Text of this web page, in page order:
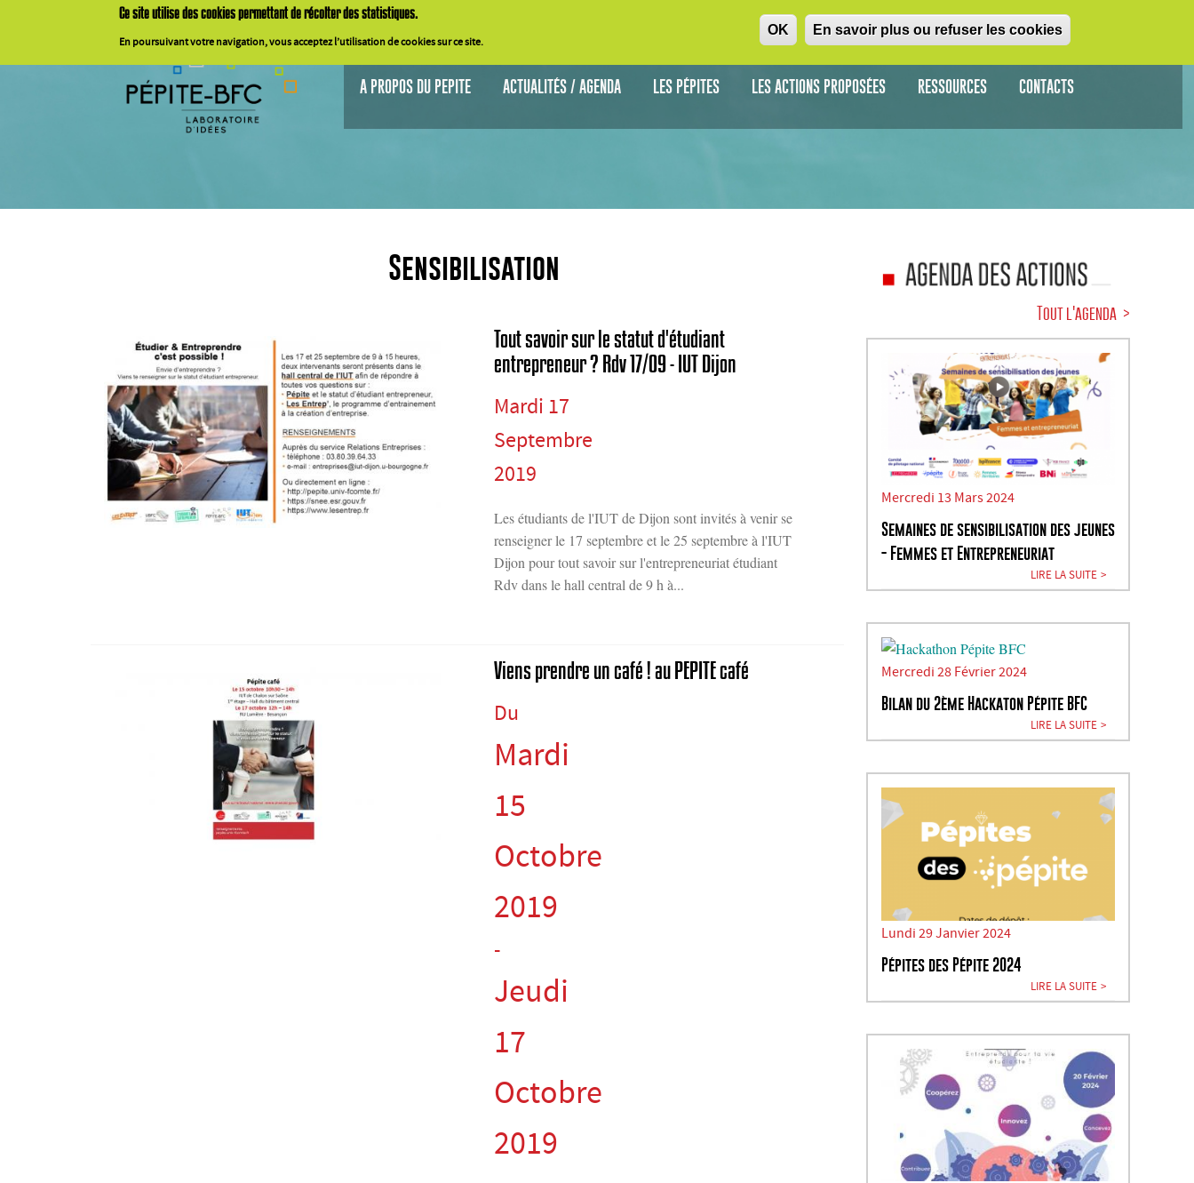
Cesiteutilisedes cookiespermettantderécolterdesstatistiques.
En poursuivantvotre navigation,vousacceptezl’utilisationde cookiessurcesite.
OK En savoir plus ou refuser les cookies
Aller au contenu principal
A PROPOS DU PEPITE ACTUALITÉS / AGENDA LES PÉPITES LES ACTIONS PROPOSÉES RESSOURCES CONTACTS
Sensibilisation
Tout savoir sur le statut d'étudiant
entrepreneur ? Rdv 17/09 - IUT Dijon
Mardi 17
Septembre
2019
Les étudiants de l'IUT de Dijon sont invités à venir se
renseigner le 17 septembre et le 25 septembre à l'IUT
Dijon pour tout savoir sur l'entrepreneuriat étudiant
Rdv dans le hall central de 9 h à...
Viens prendre un café ! au PEPITE café
Du
Mardi
15
Octobre
2019
-
Jeudi
17
Octobre
2019
Tout l'agenda
Mercredi 13 Mars 2024
Semaines de sensibilisation des jeunes
- Femmes et Entrepreneuriat
LIRE LA SUITE
Mercredi 28 Février 2024
Bilan du 2ème Hackaton Pépite BFC
LIRE LA SUITE
Lundi 29 Janvier 2024
Pépites des Pépite 2024
LIRE LA SUITE